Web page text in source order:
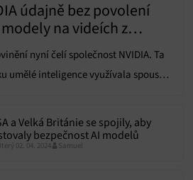
údajně bez povolení
na videích z
nyní čelí společnost NVIDIA. Ta
umělé inteligence využívala spoustu
a Velká Británie se spojily, aby
bezpečnost AI modelů
02. 04. 2024 Samuel